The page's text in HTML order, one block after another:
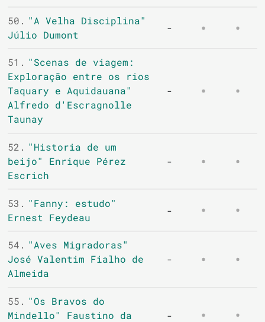
50. "A Velha Disciplina"
Júlio Dumont
-
51. "Scenas de viagem:
Exploração entre os rios
Taquary e Aquidauana"
Alfredo d'Escragnolle
Taunay
-
52. "Historia de um
beijo" Enrique Pérez
Escrich
-
53. "Fanny: estudo"
Ernest Feydeau
-
54. "Aves Migradoras"
José Valentim Fialho de
Almeida
-
55. "Os Bravos do
Mindello" Faustino da
-